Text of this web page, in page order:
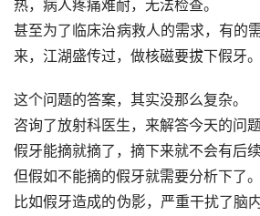
热，病人疼痛难耐，无法检查。
甚至为了临床治病救人的需求，有的
来，江湖盛传过，做核磁要拔下假牙。
这个问题的答案，其实没那么复杂。
咨询了放射科医生，来解答今天的问题
假牙能摘就摘了，摘下来就不会有后续
但假如不能摘的假牙就需要分析下了。
比如假牙造成的伪影，严重干扰了脑